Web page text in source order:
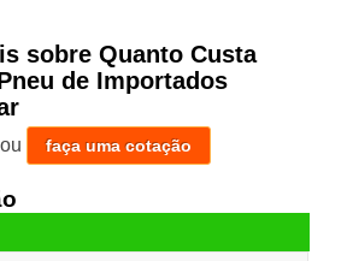
sobre Quanto Custa
de Importados
ou faça uma cotação